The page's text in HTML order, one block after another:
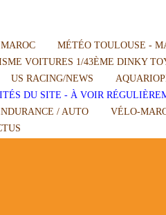
MÉTÉO TOULOUSE -
VOITURES 1/43ÈME DINKY
US RACING/NEWS
DU SITE - À VOIR
/ AUTO
VÉLO-